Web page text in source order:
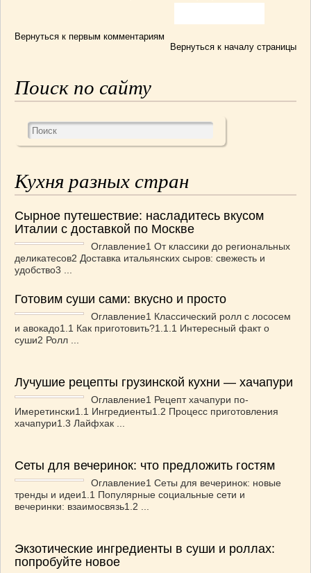
Вернуться к первым комментариям
Вернуться к началу страницы
Поиск по сайту
Кухня разных стран
Сырное путешествие: насладитесь вкусом
Италии с доставкой по Москве
Оглавление1 От классики до региональных
деликатесов2 Доставка итальянских сыров: свежесть и
удобство3 ...
Готовим суши сами: вкусно и просто
Оглавление1 Классический ролл с лососем
и авокадо1.1 Как приготовить?1.1.1 Интересный факт о
суши2 Ролл ...
Лучушие рецепты грузинской кухни — хачапури
Оглавление1 Рецепт хачапури по-
Имеретински1.1 Ингредиенты1.2 Процесс приготовления
хачапури1.3 Лайфхак ...
Сеты для вечеринок: что предложить гостям
Оглавление1 Сеты для вечеринок: новые
тренды и идеи1.1 Популярные социальные сети и
вечеринки: взаимосвязь1.2 ...
Экзотические ингредиенты в суши и роллах:
попробуйте новое